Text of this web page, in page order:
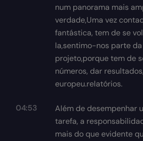
num panorama mais
verdade,Uma vez
fantástica, tem de se
la,sentimo-nos parte
projeto,porque tem de
números, dar
europeu.relatórios.
04:53
Além de desempenhar
tarefa, a
mais do que evidente